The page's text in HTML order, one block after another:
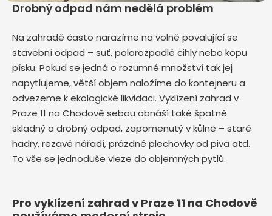
Drobný odpad nám nedělá problém
Na zahradě často narazíme na volně povalující se
stavební odpad – suť, polorozpadlé cihly nebo kopu
písku. Pokud se jedná o rozumné množství tak jej
napytlujeme, větší objem naložíme do kontejneru a
odvezeme k ekologické likvidaci. Vyklízení zahrad v
Praze 11 na Chodově sebou obnáší také špatně
skladný a drobný odpad, zapomenutý v kůlně – staré
hadry, rezavé nářadí, prázdné plechovky od piva atd.
To vše se jednoduše vleze do objemných pytlů.
Pro vyklízení zahrad v Praze 11 na Chodově